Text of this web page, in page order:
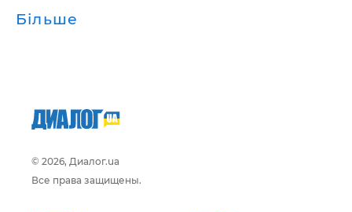
Більше
© 2026, Диалог.ua
Все права защищены.